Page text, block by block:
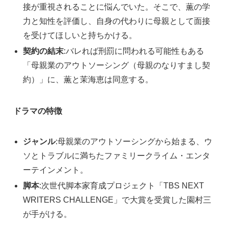
接が重視されることに悩んでいた。そこで、薫の学
力と知性を評価し、自身の代わりに母親として面接
を受けてほしいと持ちかける。
契約の結末:バレれば刑罰に問われる可能性もある
「母親業のアウトソーシング（母親のなりすまし契
約）」に、薫と茉海恵は同意する。
ドラマの特徴
ジャンル:母親業のアウトソーシングから始まる、ウ
ソとトラブルに満ちたファミリークライム・エンタ
ーテインメント。
脚本:次世代脚本家育成プロジェクト「TBS NEXT
WRITERS CHALLENGE」で大賞を受賞した園村三
が手がける。